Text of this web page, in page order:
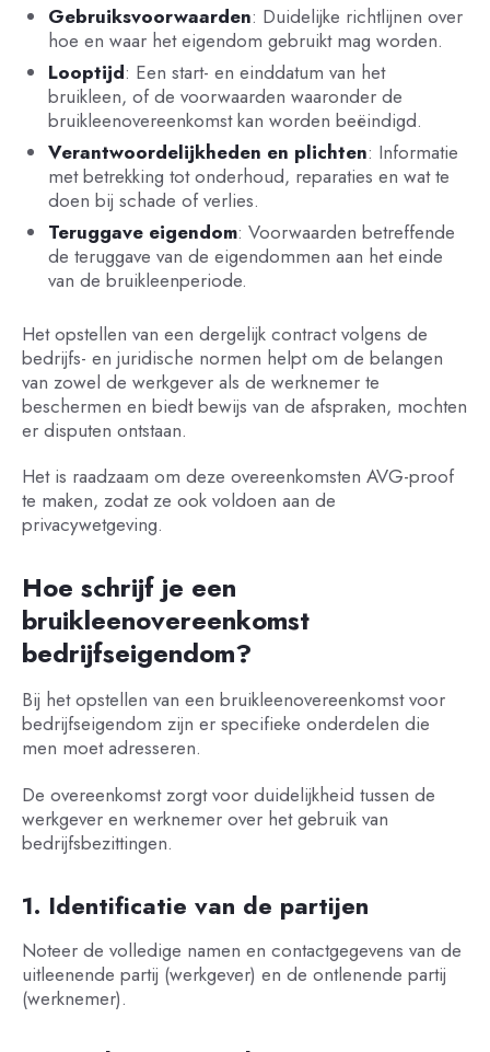
Gebruiksvoorwaarden: Duidelijke richtlijnen over
hoe en waar het eigendom gebruikt mag worden.
Looptijd: Een start- en einddatum van het
bruikleen, of de voorwaarden waaronder de
bruikleenovereenkomst kan worden beëindigd.
Verantwoordelijkheden en plichten: Informatie
met betrekking tot onderhoud, reparaties en wat te
doen bij schade of verlies.
Teruggave eigendom: Voorwaarden betreffende
de teruggave van de eigendommen aan het einde
van de bruikleenperiode.
Het opstellen van een dergelijk contract volgens de
bedrijfs- en juridische normen helpt om de belangen
van zowel de werkgever als de werknemer te
beschermen en biedt bewijs van de afspraken, mochten
er disputen ontstaan.
Het is raadzaam om deze overeenkomsten AVG-proof
te maken, zodat ze ook voldoen aan de
privacywetgeving.
Hoe schrijf je een
bruikleenovereenkomst
bedrijfseigendom?
Bij het opstellen van een bruikleenovereenkomst voor
bedrijfseigendom zijn er specifieke onderdelen die
men moet adresseren.
De overeenkomst zorgt voor duidelijkheid tussen de
werkgever en werknemer over het gebruik van
bedrijfsbezittingen.
1. Identificatie van de partijen
Noteer de volledige namen en contactgegevens van de
uitleenende partij (werkgever) en de ontlenende partij
(werknemer).